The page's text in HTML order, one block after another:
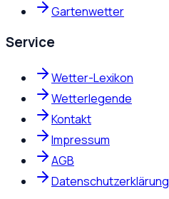
Gartenwetter
Service
Wetter-Lexikon
Wetterlegende
Kontakt
Impressum
AGB
Datenschutzerklärung